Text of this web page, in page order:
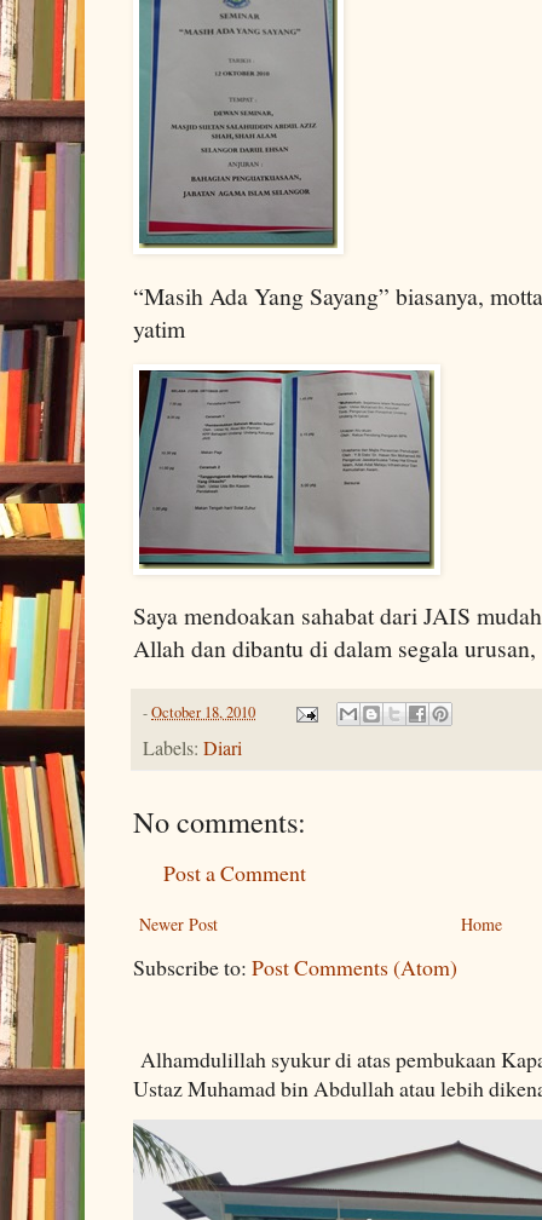
“Masih Ada Yang Sayang” biasanya,
yatim
Saya mendoakan sahabat dari JAIS
Allah dan dibantu di dalam segala
-October 18, 2010
Labels: Diari
No comments:
Post a Comment
Newer Post Home
Subscribe to: Post Comments (Atom)
Alhamdulillah syukur di atas pembukaan
Ustaz Muhamad bin Abdullah atau lebih